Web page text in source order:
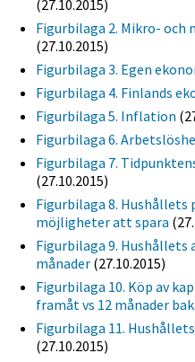
(27.10.2015)
Figurbilaga 2. Mikro-
(27.10.2015)
Figurbilaga 3. Egen
Figurbilaga 4. Finlands
Figurbilaga 5. Inflation
Figurbilaga 6.
Figurbilaga 7.
(27.10.2015)
Figurbilaga 8.
möjligheter att spara
Figurbilaga 9.
månader (27.10.2015)
Figurbilaga 10. Köp av
framåt vs 12 månader
Figurbilaga 11.
(27.10.2015)